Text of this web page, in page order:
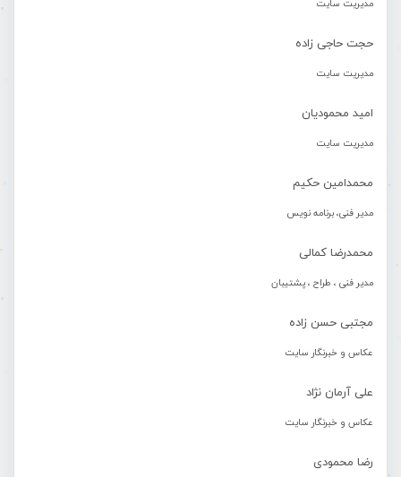
مدیریت سایت
حجت حاجی زاده
مدیریت سایت
امید محمودیان
مدیریت سایت
محمدامین حکیم
مدیر فنی، برنامه نویس
محمدرضا کمالی
مدیر فنی ، طراح ، پشتیبان
مجتبی حسن زاده
عکاس و خبرنگار سایت
علی آرمان نژاد
عکاس و خبرنگار سایت
رضا محمودی